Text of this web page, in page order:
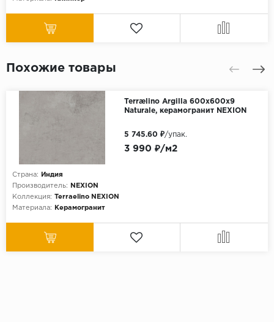
Похожие товары
Terrælino Argilla 600х600х9
Naturale, керамогранит NEXION
Страна:
Индия
Производитель:
NEXION
Коллекция: Terraelino NEXION
Материала:
Керамогранит
3 990 ₽/м2
5 745.60 ₽/упак.